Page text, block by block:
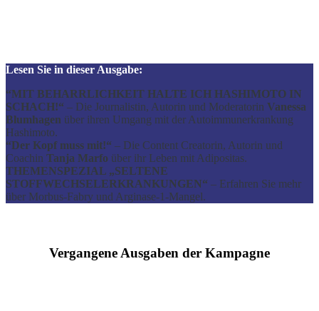
Lesen Sie in dieser Ausgabe:
“MIT BEHARRLICHKEIT HALTE ICH HASHIMOTO IN
SCHACH!“ – Die Journalistin, Autorin und Moderatorin Vanessa
Blumhagen über ihren Umgang mit der Autoimmunerkrankung
Hashimoto.
“Der Kopf muss mit!“ – Die Content Creatorin, Autorin und
Coachin Tanja Marfo über ihr Leben mit Adipositas.
THEMENSPEZIAL „SELTENE
STOFFWECHSELERKRANKUNGEN“ – Erfahren Sie mehr
über Morbus-Fabry und Arginase-1-Mangel.
Vergangene Ausgaben der Kampagne